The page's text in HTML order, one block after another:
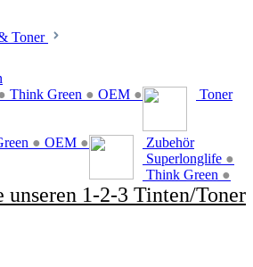
Toner
Think Green ● OEM ● Toner
● OEM ●
Zubehör
Superlonglife ●
Think Green ●
unseren 1-2-3 Tinten/Toner